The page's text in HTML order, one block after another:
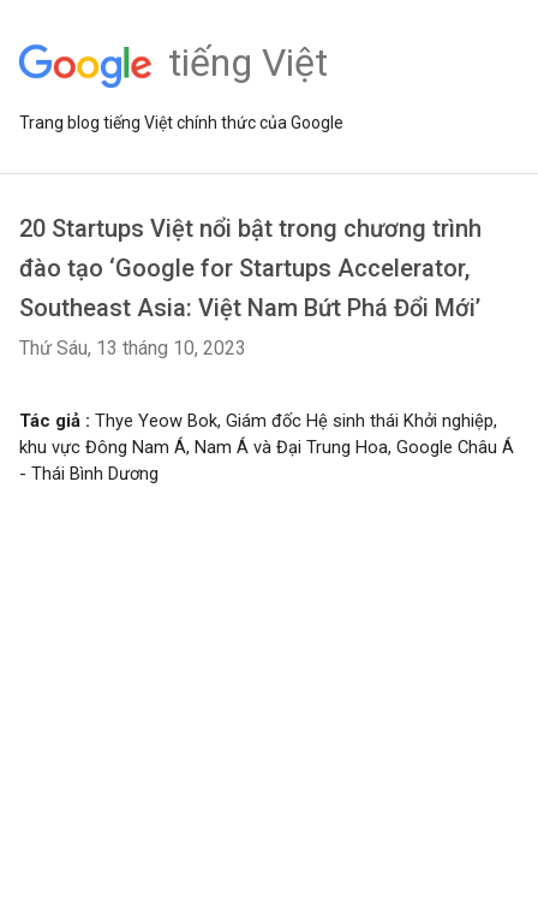
tiếng Việt
Trang blog tiếng Việt chính thức của Google
20 Startups Việt nổi bật trong chương trình
đào tạo ‘Google for Startups Accelerator,
Southeast Asia: Việt Nam Bứt Phá Đổi Mới’
Thứ Sáu, 13 tháng 10, 2023
Tác giả : Thye Yeow Bok, Giám đốc Hệ sinh thái Khởi nghiệp,
khu vực Đông Nam Á, Nam Á và Đại Trung Hoa, Google Châu Á
- Thái Bình Dương